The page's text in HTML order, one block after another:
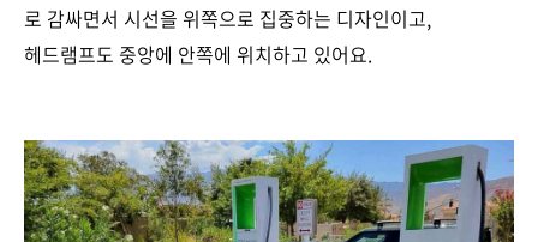
로 감싸면서 시선을 위쪽으로 집중하는 디자인이고,
헤드램프도 중앙에 안쪽에 위치하고 있어요.